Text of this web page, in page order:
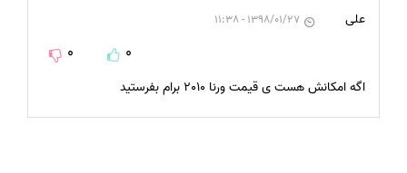
اگه امکانش هست ی قیمت ورنا ۲۰۱۰ برام بفرستید